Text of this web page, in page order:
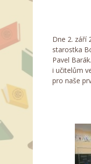
Dne 2. září
starostka
Pavel
i učitelům
pro naše